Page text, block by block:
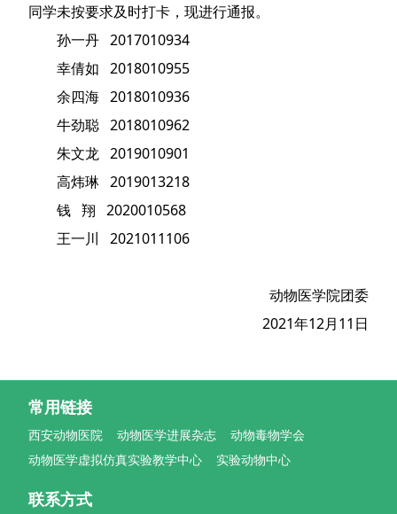
同学未按要求及时打卡，现进行通报。
孙一丹 2017010934
幸倩如 2018010955
余四海 2018010936
牛劲聪 2018010962
朱文龙 2019010901
高炜琳 2019013218
钱 翔 2020010568
王一川 2021011106
动物医学院团委
2021年12月11日
常用链接
西安动物医院 动物医学进展杂志
动物毒物学会
动物医学虚拟仿真实验教学中心
实验动物中心
联系方式